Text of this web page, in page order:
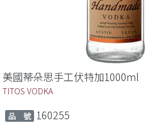
美國蒂朵思手工伏特加1000ml
TITOS VODKA
品 號 160255